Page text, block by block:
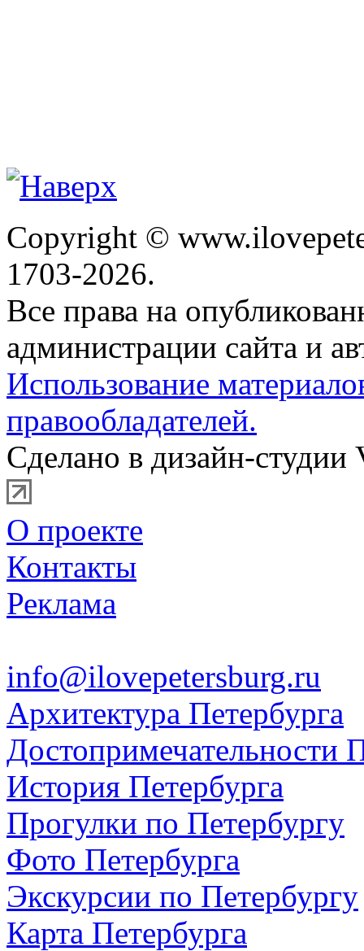
Copyright ©
1703-2026.
Все права на
администрации сайта и
Использование
правообладателей.
Сделано в дизайн-студии
О проекте
Контакты
Реклама
info@ilovepetersburg.ru
Архитектура Петербурга
Достопримечательности
История Петербурга
Прогулки по Петербургу
Фото Петербурга
Экскурсии по Петербургу
Карта Петербурга